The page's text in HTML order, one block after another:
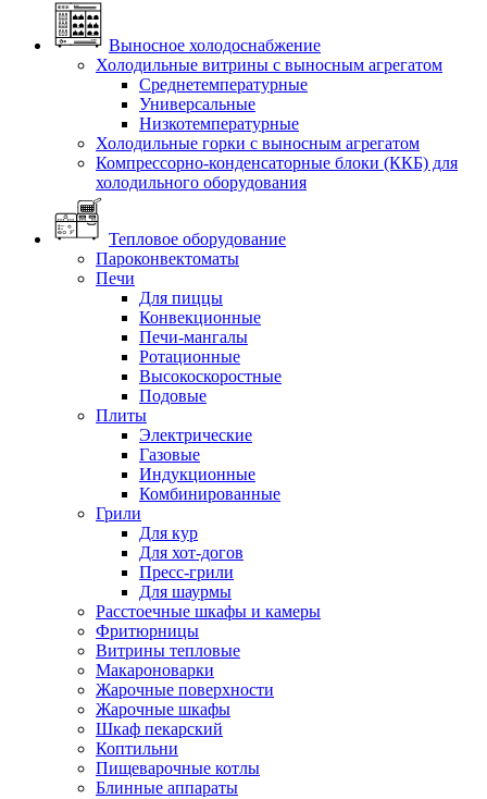
Выносное холодоснабжение
Холодильные витрины с выносным агрегатом
Среднетемпературные
Универсальные
Низкотемпературные
Холодильные горки с выносным агрегатом
Компрессорно-конденсаторные блоки (ККБ) для
холодильного оборудования
Тепловое оборудование
Пароконвектоматы
Печи
Для пиццы
Конвекционные
Печи-мангалы
Ротационные
Высокоскоростные
Подовые
Плиты
Электрические
Газовые
Индукционные
Комбинированные
Грили
Для кур
Для хот-догов
Пресс-грили
Для шаурмы
Расстоечные шкафы и камеры
Фритюрницы
Витрины тепловые
Макароноварки
Жарочные поверхности
Жарочные шкафы
Шкаф пекарский
Коптильни
Пищеварочные котлы
Блинные аппараты